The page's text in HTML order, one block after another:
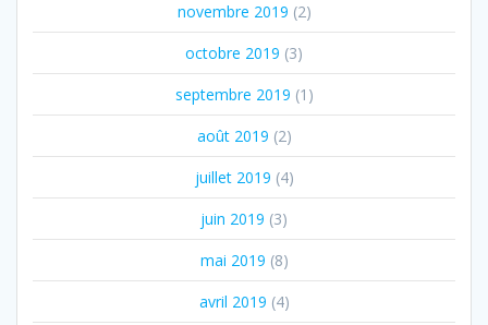
novembre 2019 (2)
octobre 2019 (3)
septembre 2019 (1)
août 2019 (2)
juillet 2019 (4)
juin 2019 (3)
mai 2019 (8)
avril 2019 (4)